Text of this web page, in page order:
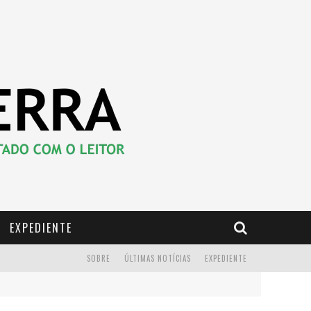
EXPEDIENTE
EXPEDIENTE
ÚLTIMAS NOTÍCIAS
SOBRE